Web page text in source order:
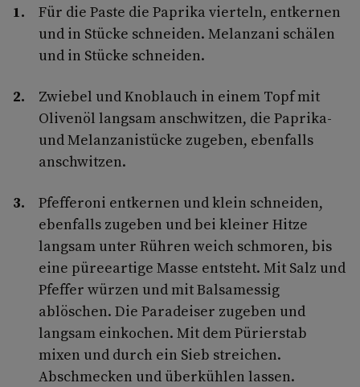
Für die Paste die Paprika vierteln, entkernen
und in Stücke schneiden. Melanzani schälen
und in Stücke schneiden.
Zwiebel und Knoblauch in einem Topf mit
Olivenöl langsam anschwitzen, die Paprika-
und Melanzanistücke zugeben, ebenfalls
anschwitzen.
Pfefferoni entkernen und klein schneiden,
ebenfalls zugeben und bei kleiner Hitze
langsam unter Rühren weich schmoren, bis
eine püreeartige Masse entsteht. Mit Salz und
Pfeffer würzen und mit Balsamessig
ablöschen. Die Paradeiser zugeben und
langsam einkochen. Mit dem Pürierstab
mixen und durch ein Sieb streichen.
Abschmecken und überkühlen lassen.